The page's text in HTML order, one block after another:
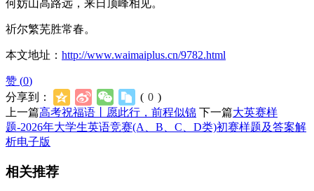
何妨山高路远，来日顶峰相见。
祈尔繁芜胜常春。
本文地址： http://www.waimaiplus.cn/9782.html
赞 (0)
分享到：
( 0 )
上一篇高考祝福语丨愿此行，前程似锦 下一篇大英赛样
题-2026年大学生英语竞赛(A、B、C、D类)初赛样题及答案解
析电子版
相关推荐